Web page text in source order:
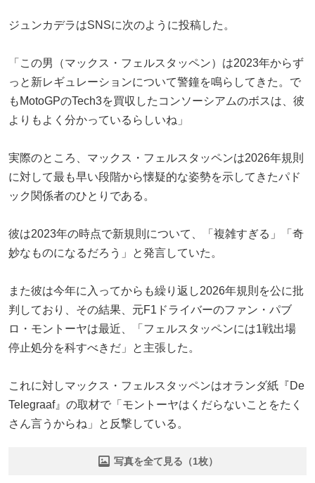
ジュンカデラはSNSに次のように投稿した。
「この男（マックス・フェルスタッペン）は2023年からず
っと新レギュレーションについて警鐘を鳴らしてきた。で
もMotoGPのTech3を買収したコンソーシアムのボスは、彼
よりもよく分かっているらしいね」
実際のところ、マックス・フェルスタッペンは2026年規則
に対して最も早い段階から懐疑的な姿勢を示してきたパド
ック関係者のひとりである。
彼は2023年の時点で新規則について、「複雑すぎる」「奇
妙なものになるだろう」と発言していた。
また彼は今年に入ってからも繰り返し2026年規則を公に批
判しており、その結果、元F1ドライバーのファン・パブ
ロ・モントーヤは最近、「フェルスタッペンには1戦出場
停止処分を科すべきだ」と主張した。
これに対しマックス・フェルスタッペンはオランダ紙『De
Telegraaf』の取材で「モントーヤはくだらないことをたく
さん言うからね」と反撃している。
写真を全て見る（1枚）